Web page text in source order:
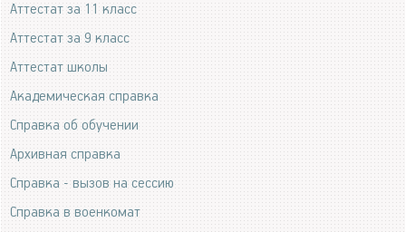
Аттестат за 11 класс
Аттестат за 9 класс
Аттестат школы
Академическая справка
Справка об обучении
Архивная справка
Справка - вызов на сессию
Справка в военкомат